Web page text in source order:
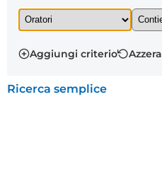
Aggiungi criterio Azzera
Ricerca semplice